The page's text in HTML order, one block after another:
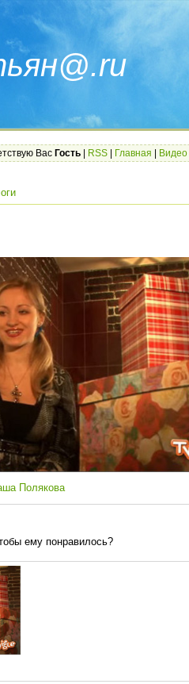
Вас Гость RSS Главная Видео
Полякова
ему понравилось?